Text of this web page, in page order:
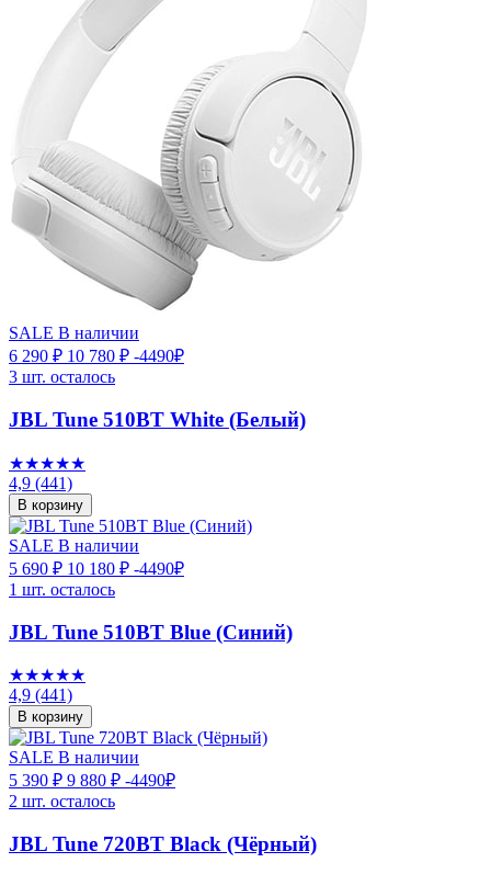
SALE В наличии
6 290 ₽ 10 780 ₽ -4490₽
3 шт. осталось
JBL Tune 510BT White (Белый)
★★★★★
4,9 (441)
В корзину
SALE В наличии
5 690 ₽ 10 180 ₽ -4490₽
1 шт. осталось
JBL Tune 510BT Blue (Синий)
★★★★★
4,9 (441)
В корзину
SALE В наличии
5 390 ₽ 9 880 ₽ -4490₽
2 шт. осталось
JBL Tune 720BT Black (Чёрный)